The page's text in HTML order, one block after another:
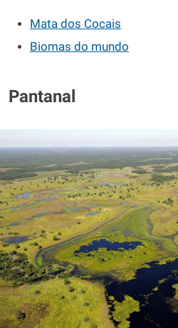
Mata dos Cocais
Biomas do mundo
Pantanal